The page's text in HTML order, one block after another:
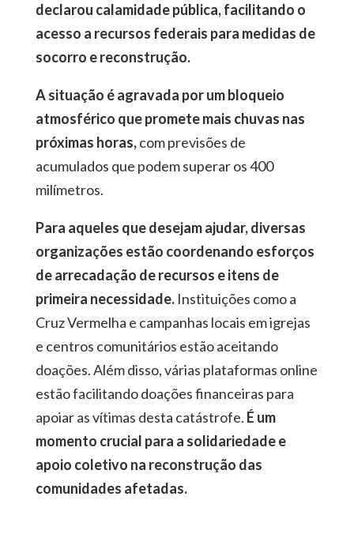
declarou calamidade pública, facilitando o
acesso a recursos federais para medidas de
socorro e reconstrução.
A situação é agravada por um bloqueio
atmosférico que promete mais chuvas nas
próximas horas,com previsões de
acumulados que podem superar os 400
milímetros.
Para aqueles que desejam ajudar, diversas
organizações estão coordenando esforços
de arrecadação de recursos e itens de
primeira necessidade.Instituições como a
Cruz Vermelha e campanhas locais em igrejas
e centros comunitários estão aceitando
doações. Além disso, várias plataformas online
estão facilitando doações financeiras para
apoiar as vítimas desta catástrofe. É um
momento crucial para a solidariedade e
apoio coletivo na reconstrução das
comunidades afetadas.